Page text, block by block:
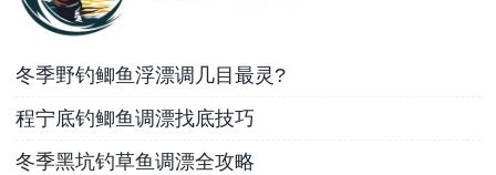
冬季野钓鲫鱼浮漂调几目最灵?
程宁底钓鲫鱼调漂找底技巧
冬季黑坑钓草鱼调漂全攻略